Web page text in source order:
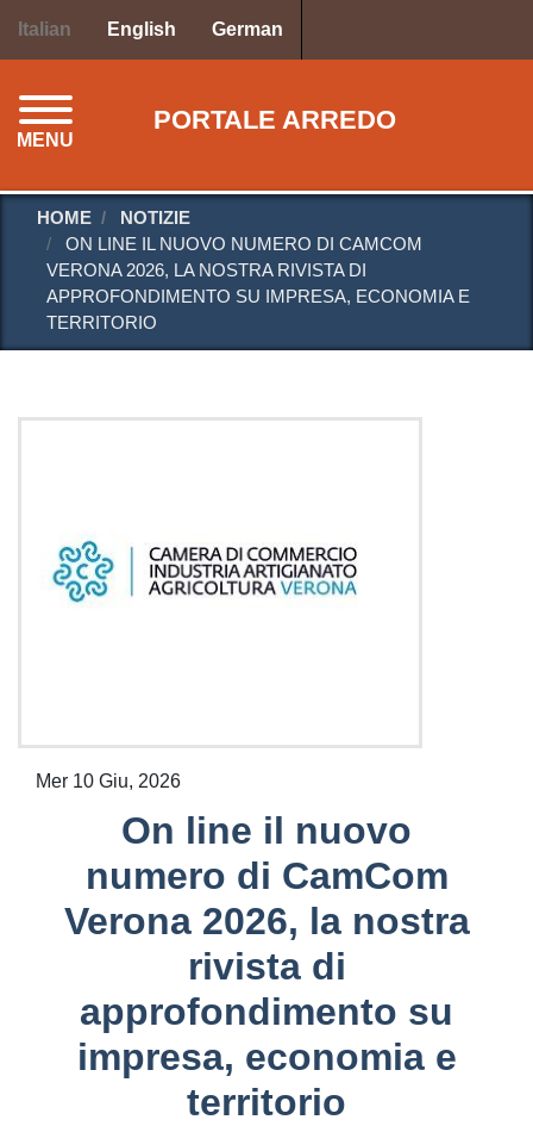
Italian English German
PORTALE ARREDO
MENU
HOME
NOTIZIE
ON LINE IL NUOVO NUMERO DI CAMCOM
VERONA 2026, LA NOSTRA RIVISTA DI
APPROFONDIMENTO SU IMPRESA, ECONOMIA E
TERRITORIO
Mer 10 Giu, 2026
On line il nuovo
numero di CamCom
Verona 2026, la nostra
rivista di
approfondimento su
impresa, economia e
territorio